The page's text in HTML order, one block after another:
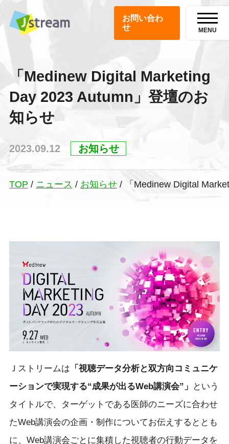
お問い合わ
せ
MENU
「Medinew Digital Marketing
Day 2023 Autumn」登壇のお
知らせ
2023.09.12 お知らせ
TOP / ニュース / お知らせ/ 「Medinew Digital
Ｊストリームは 「視聴データ分析と双方向コミュニケ
ーションで実現する“成果が出るWeb講演会”」
という
タイトルで、ターゲットである医師のニーズに合わせ
たWeb講演会の企画・制作についてお伝えするととも
に、Web講演会ごとに集積した視聴者の行動データを